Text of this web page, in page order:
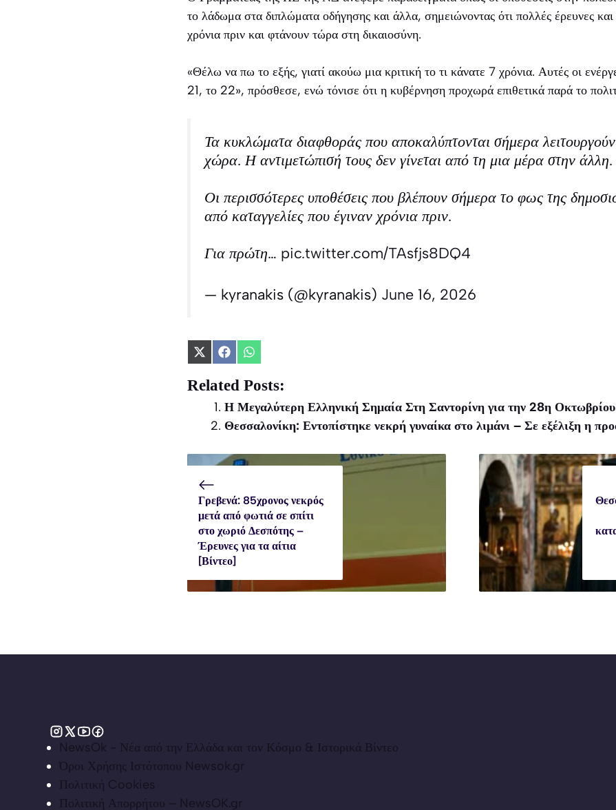
το λάδωμα στα διπλώματα οδήγησης και άλλα, σημειώνοντας ότι πολλές έρευνες και
χρόνια πριν και φτάνουν τώρα στη δικαιοσύνη.
«Θέλω να πω το εξής, γιατί ακούω μια κριτική το τι κάνατε 7 χρόνια. Αυτές οι
21, το 22», πρόσθεσε, ενώ τόνισε ότι η κυβέρνηση προχωρά επιθετικά παρά το
Τα κυκλώματα διαφθοράς που αποκαλύπτονται σήμερα λειτουργούν
χώρα. Η αντιμετώπισή τους δεν γίνεται από τη μια μέρα στην άλλη.
Οι περισσότερες υποθέσεις που βλέπουν σήμερα το φως της
από καταγγελίες που έγιναν χρόνια πριν.
Για πρώτη… pic.twitter.com/TAsfjs8DQ4
— kyranakis (@kyranakis) June 16, 2026
Share
X
(Twitter)
Share
Facebook
Share
WhatsApp
Related Posts:
Η Μεγαλύτερη Ελληνική Σημαία Στη Σαντορίνη για την 28η
Θεσσαλονίκη: Εντοπίστηκε νεκρή γυναίκα στο λιμάνι – Σε εξέλιξη η
Γρεβενά: 85χρονος νεκρός
μετά από φωτιά σε σπίτι
στο χωριό Δεσπότης –
Έρευνες για τα αίτια
[Βίντεο]
NewsOk - Νέα από την Ελλάδα και τον Κόσμο & Ιστορικά Βίντεο
Όροι Χρήσης Ιστότοπου Newsok.gr
Πολιτική Cookies
Πολιτική Απορρήτου – NewsOK.gr